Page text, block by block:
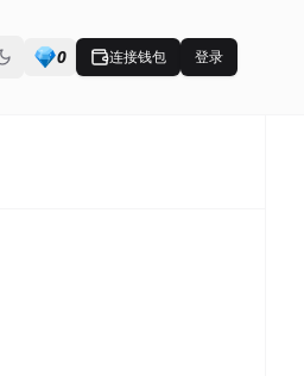
0 连接钱包 登录